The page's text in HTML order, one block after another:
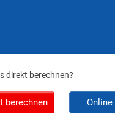
direkt berechnen?
berechnen Online